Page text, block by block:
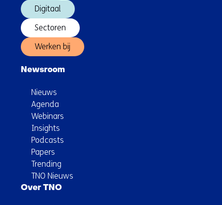
Digitaal
Sectoren
Werken bij
Newsroom
Nieuws
Agenda
Webinars
Insights
Podcasts
Papers
Trending
TNO Nieuws
Over TNO